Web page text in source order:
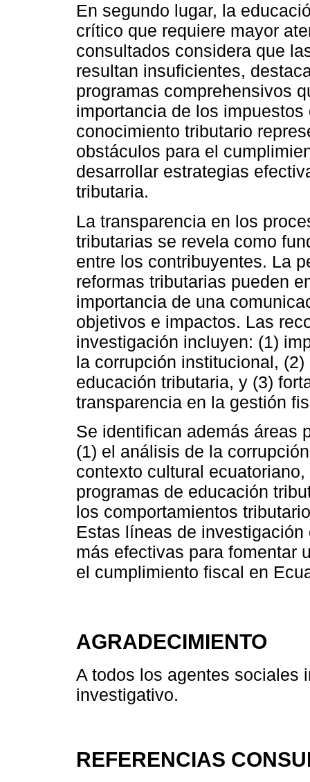
En segundo lugar, la
crítico que requiere mayor
consultados considera que
resultan insuficientes,
programas comprehensivos
importancia de los
conocimiento tributario
obstáculos para el
desarrollar estrategias
tributaria.
La transparencia en los
tributarias se revela como
entre los contribuyentes. La
reformas tributarias pueden
importancia de una
objetivos e impactos. Las
investigación incluyen: (1)
la corrupción institucional,
educación tributaria, y (3)
transparencia en la gestión
Se identifican además áreas
(1) el análisis de la
contexto cultural
programas de educación
los comportamientos
Estas líneas de
más efectivas para fomentar
el cumplimiento fiscal en
AGRADECIMIENTO
A todos los agentes sociales
investigativo.
REFERENCIAS